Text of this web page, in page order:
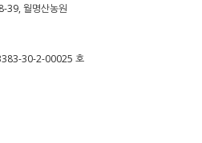
39, 월명산농원
30-2-00025 호